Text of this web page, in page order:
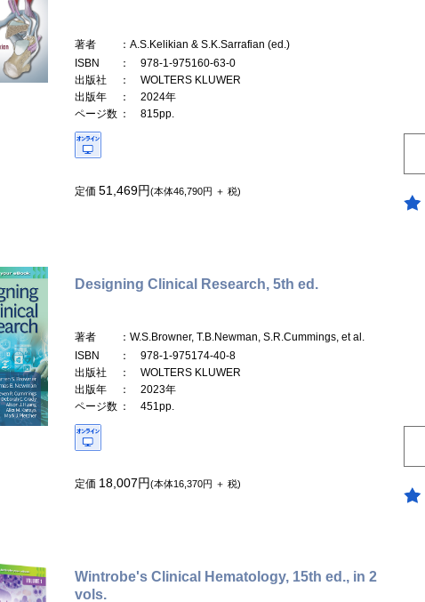
著者
：A.S.Kelikian & S.K.Sarrafian (ed.)
ISBN
： 978-1-975160-63-0
出版社
： WOLTERS KLUWER
出版年
： 2024年
ページ数 ： 815pp.
定価 51,469円(本体46,790円 ＋ 税)
Designing Clinical Research, 5th ed.
著者
：W.S.Browner, T.B.Newman, S.R.Cummings, et al.
ISBN
： 978-1-975174-40-8
出版社
： WOLTERS KLUWER
出版年
： 2023年
ページ数 ： 451pp.
定価 18,007円(本体16,370円 ＋ 税)
Wintrobe's Clinical Hematology, 15th ed., in 2
vols.